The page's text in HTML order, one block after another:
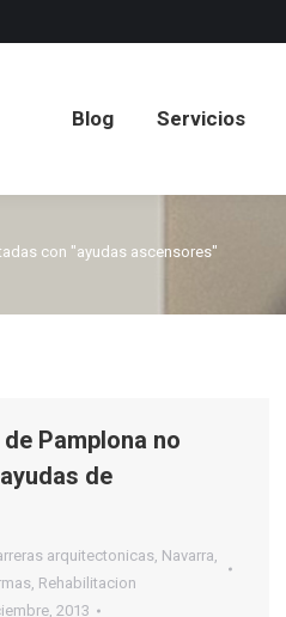
Blog Servicios
aquí:con "ayudas ascensores"
Pamplona no
de
arquitectonicas, Navarra,
, Rehabilitacion
2013
Blog Servicios